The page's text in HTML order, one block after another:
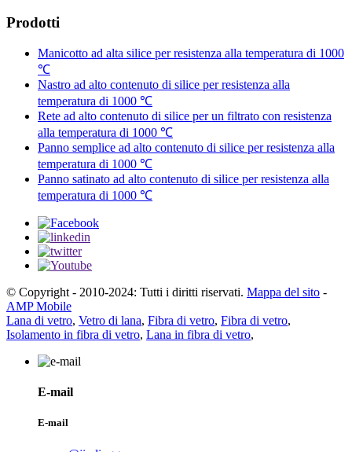
Prodotti
Manicotto ad alta silice per resistenza alla temperatura di 1000
℃
Nastro ad alto contenuto di silice per resistenza alla
temperatura di 1000 ℃
Rete ad alto contenuto di silice per un filtrato con resistenza
alla temperatura di 1000 ℃
Panno semplice ad alto contenuto di silice per resistenza alla
temperatura di 1000 ℃
Panno satinato ad alto contenuto di silice per resistenza alla
temperatura di 1000 ℃
© Copyright - 2010-2024: Tutti i diritti riservati. Mappa del sito -
AMP Mobile
Lana di vetro, Vetro di lana, Fibra di vetro, Fibra di vetro,
Isolamento in fibra di vetro, Lana in fibra di vetro,
E-mail
E-mail